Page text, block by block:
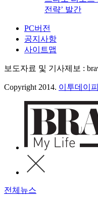
전략’ 발간
PC버전
공지사항
사이트맵
보도자료 및 기사제보 :
Copyright 2014. 이투데이
전체뉴스